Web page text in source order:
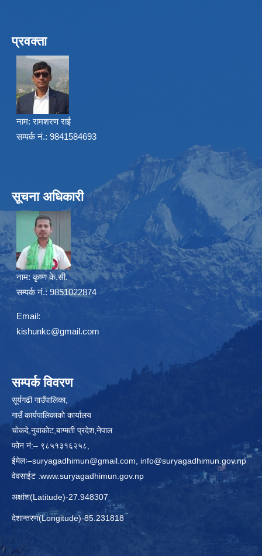
प्रवक्ता
नाम: रामशरण राई
सम्पर्क नं.: 9841584693
सूचना अधिकारी
नाम: कृष्ण के.सी.
सम्पर्क नं.: 9851022874
Email:
kishunkc@gmail.com
सम्पर्क विवरण
सूर्यगढी गाउँपालिका,
गाउँ कार्यपालिकाकाे कार्यालय
चाेकदे,नुवाकोट,बाग्मती प्रदेश,नेपाल
फोन नं:– ९८५१३१६२५८,
ईमेलः–suryagadhimun@gmail.com, info@suryagadhimun.gov.np
वेवसाईट :www.suryagadhimun.gov.np
अक्षांश(Latitude)-27.948307
देशान्तरण(Longitude)-85.231818